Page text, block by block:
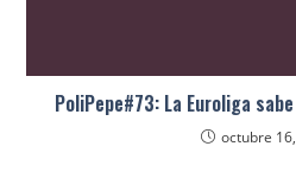
PoliPepe#73: La Euroliga
octubre